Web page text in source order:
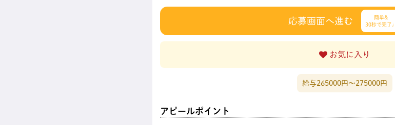
応募画面へ進む
簡単&
30秒で完了♩
お気に入り
給与265000円〜275000円
アピールポイント